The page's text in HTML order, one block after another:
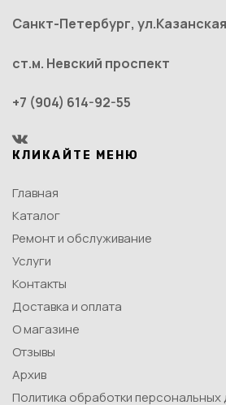
Санкт-Петербург,
ст.м. Невский проспект
+7 (904) 614-92-55
КЛИКАЙТЕ МЕНЮ
Главная
Каталог
Ремонт и обслуживание
Услуги
Контакты
Доставка и оплата
О магазине
Отзывы
Архив
Политика обработки персональных